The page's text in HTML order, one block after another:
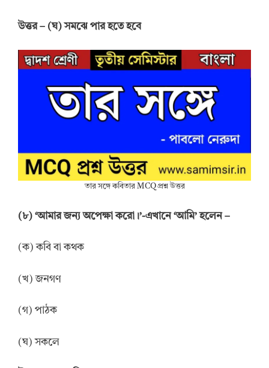
উত্তর – (ঘ) সমঝে পার হতে হবে
তার সঙ্গে কবিতার MCQ প্রশ্ন উত্তর
(৮) ‘আমার জন্য অপেক্ষা করো।’-এখানে ‘আমি’ হলেন –
(ক) কবি বা কথক
(খ) জনগণ
(গ) পাঠক
(ঘ) সকলে